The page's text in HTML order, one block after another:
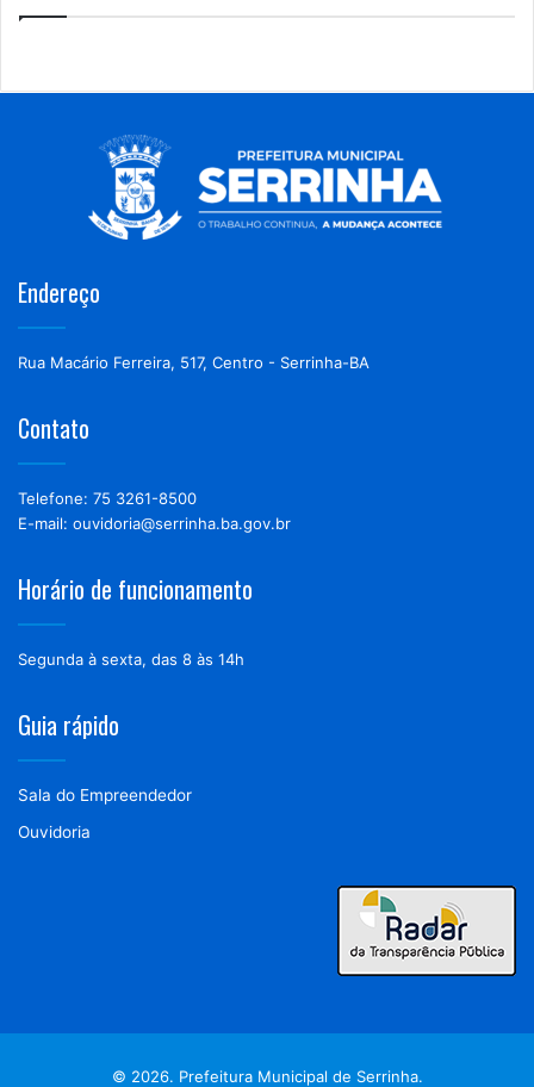
Endereço
Rua Macário Ferreira, 517, Centro - Serrinha-BA
Contato
Telefone: 75 3261-8500
E-mail: ouvidoria@serrinha.ba.gov.br
Horário de funcionamento
Segunda à sexta, das 8 às 14h
Guia rápido
Sala do Empreendedor
Ouvidoria
© 2026. Prefeitura Municipal de Serrinha.